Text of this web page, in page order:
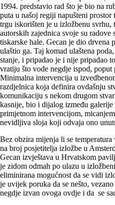
1994. predstavio rad što je bio na
puta u našoj regiji napušteni
trgu iskorišten je u izložbenu svrhu,
autorskih zajednica svoje su radove
tiskarske hale. Gecan je dio drvena
ulaštio ga. Taj komad ulaštena
stanje, i pripadao je i nije pripadao
vratiju što vode negdje ispod, poput
Minimalna intervencija u
razdjelnica koja definira ovdašnju
komunikaciju s nekom drugom
kasnije, bio i dijalog između
primjetnom intervencijom,
nevidljiva sloja koji odvaja ono
Bez obzira mijenja li se
na broj posjetitelja izložbe u
Gecan izvještava u Hrvatskom
je zidom odmah po ulazu u
eliminirana mogućnost da se vidi
je uvijek poruka da se nešto,
negdje izvan ovoga ovdje i da se